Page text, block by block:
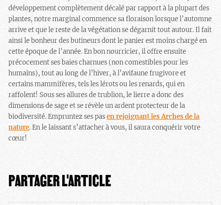
développement complètement décalé par rapport à la plupart des
plantes, notre marginal commence sa floraison lorsque l’automne
arrive et que le reste de la végétation se dégarnit tout autour. Il fait
ainsi le bonheur des butineurs dont le panier est moins chargé en
cette époque de l’année. En bon nourricier, il offre ensuite
précocement ses baies charnues (non comestibles pour les
humains), tout au long de l’hiver, à l’avifaune frugivore et
certains mammifères, tels les lérots ou les renards, qui en
raffolent! Sous ses allures de trublion, le lierre a donc des
dimensions de sage et se révèle un ardent protecteur de la
biodiversité. Empruntez ses pasen rejoignant les Arches de la
nature. En le laissant s’attacher à vous, il saura conquérir votre
cœur!
PARTAGER L'ARTICLE